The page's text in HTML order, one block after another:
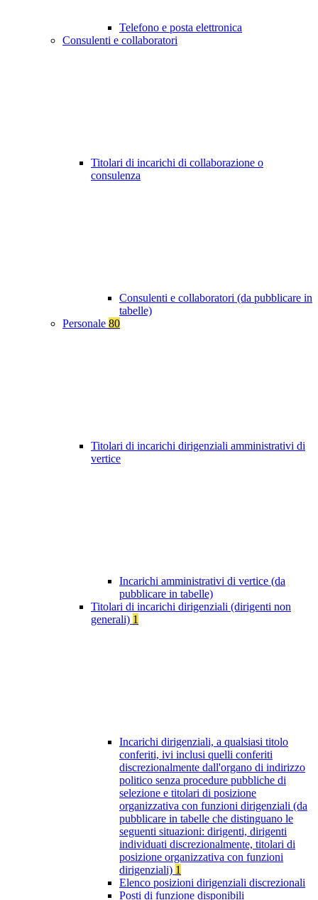
Telefono e posta elettronica
Consulenti e collaboratori
Titolari di incarichi di collaborazione o
consulenza
Consulenti e collaboratori (da pubblicare in
tabelle)
Personale 80
Titolari di incarichi dirigenziali amministrativi di
vertice
Incarichi amministrativi di vertice (da
pubblicare in tabelle)
Titolari di incarichi dirigenziali (dirigenti non
generali) 1
Incarichi dirigenziali, a qualsiasi titolo
conferiti, ivi inclusi quelli conferiti
discrezionalmente dall'organo di indirizzo
politico senza procedure pubbliche di
selezione e titolari di posizione
organizzativa con funzioni dirigenziali (da
pubblicare in tabelle che distinguano le
seguenti situazioni: dirigenti, dirigenti
individuati discrezionalmente, titolari di
posizione organizzativa con funzioni
dirigenziali) 1
Elenco posizioni dirigenziali discrezionali
Posti di funzione disponibili